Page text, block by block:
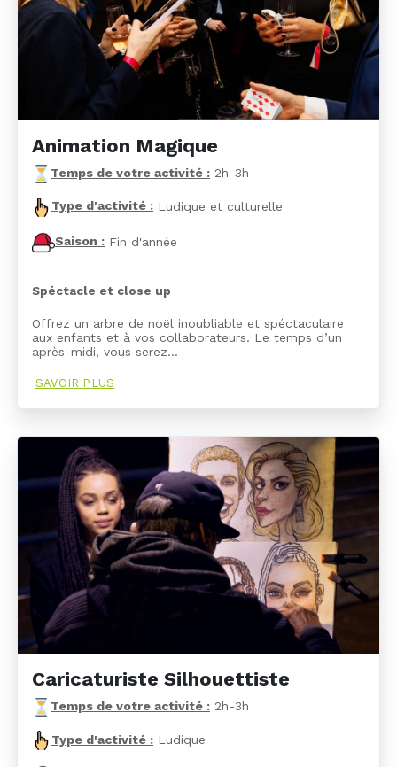
Animation Magique
Temps de votre activité : 2h-3h
Type d'activité : Ludique et culturelle
Saison : Fin d'année
Spéctacle et close up
Offrez un arbre de noël inoubliable et spéctaculaire
aux enfants et à vos collaborateurs. Le temps d’un
après-midi, vous serez…
SAVOIR PLUS
Caricaturiste Silhouettiste
Temps de votre activité : 2h-3h
Type d'activité : Ludique